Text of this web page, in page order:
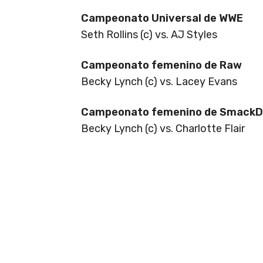
Campeonato Universal de WWE
Seth Rollins (c) vs. AJ Styles
Campeonato femenino de Raw
Becky Lynch (c) vs. Lacey Evans
Campeonato femenino de
Becky Lynch (c) vs. Charlotte Flair